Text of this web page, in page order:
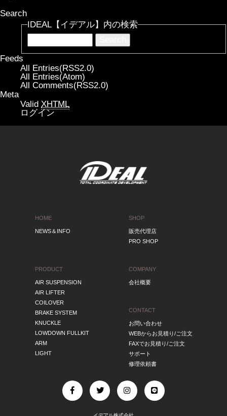
Search
IDEAL【イデアル】内の検索
Feeds
All Entries(RSS2.0)
All Entries(Atom)
All Comments(RSS2.0)
Meta
Valid XHTML
ログイン
HOME
NEWS＆INFO
PRODUCT
AIR SUSPENSION
AIR LIFTER
COILOVER
BRAKE SYSTEM
KNUCKLE
LOWDOWN FULLKIT
ARM
LIGHT
SHOP
販売代理店
PRO SHOP
COMPANY
会社概要
CONTACT
お問い合わせ
WEBからお見積り/ご注文
FAXでお見積り/ご注文
サポート
修理依頼書